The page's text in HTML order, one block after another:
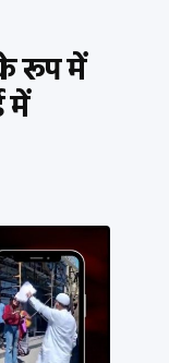
के रूप में
में